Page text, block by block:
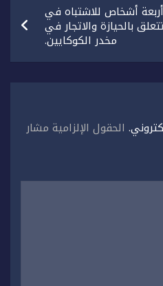
أشخاص للاشتباه في
بالحيازة والاتجار في
مخدر الكوكايين.
الحقول الإلزامية مشار